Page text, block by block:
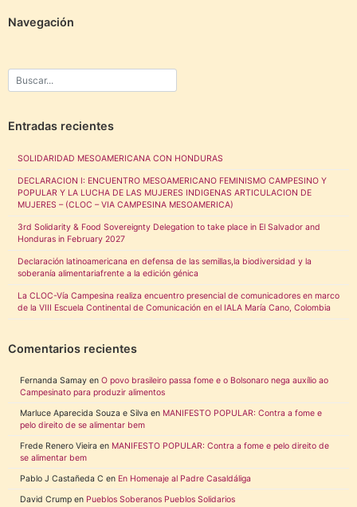
Navegación
Entradas recientes
SOLIDARIDAD MESOAMERICANA CON HONDURAS
DECLARACION I: ENCUENTRO MESOAMERICANO FEMINISMO CAMPESINO Y
POPULAR Y LA LUCHA DE LAS MUJERES INDIGENAS ARTICULACION DE
MUJERES – (CLOC – VIA CAMPESINA MESOAMERICA)
3rd Solidarity & Food Sovereignty Delegation to take place in El Salvador and
Honduras in February 2027
Declaración latinoamericana en defensa de las semillas,la biodiversidad y la
soberanía alimentariafrente a la edición génica
La CLOC-Vía Campesina realiza encuentro presencial de comunicadores en marco
de la VIII Escuela Continental de Comunicación en el IALA María Cano, Colombia
Comentarios recientes
Fernanda Samay en O povo brasileiro passa fome e o Bolsonaro nega auxílio ao
Campesinato para produzir alimentos
Marluce Aparecida Souza e Silva en MANIFESTO POPULAR: Contra a fome e
pelo direito de se alimentar bem
Frede Renero Vieira en MANIFESTO POPULAR: Contra a fome e pelo direito de
se alimentar bem
Pablo J Castañeda C en En Homenaje al Padre Casaldáliga
David Crump en Pueblos Soberanos Pueblos Solidarios